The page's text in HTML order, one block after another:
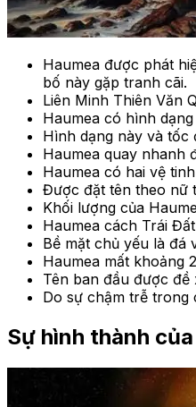
Haumea được phát
bố này gặp tranh cãi.
Liên Minh Thiên Văn
Haumea có hình
Hình dạng này và
Haumea quay nhanh
Haumea có hai vệ
Được đặt tên theo nữ
Khối lượng của
Haumea cách Trái
Bề mặt chủ yếu là đá
Haumea mất khoảng
Tên ban đầu được đề
Do sự chậm trễ trong
Sự hình thành